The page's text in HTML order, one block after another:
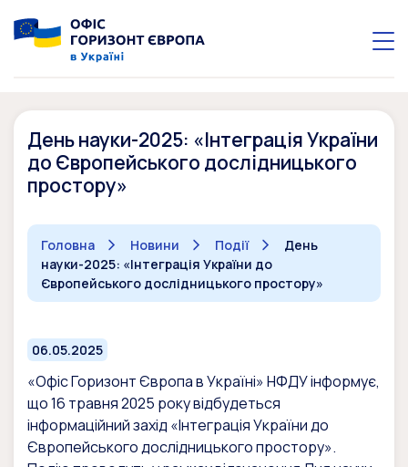
День науки-2025: «Інтеграція України
до Європейського дослідницького
простору»
Головна Новини Події
День
науки-2025: «Інтеграція України до
Європейського дослідницького простору»
06.05.2025
«Офіс Горизонт Європа в Україні» НФДУ інформує,
що 16 травня 2025 року відбудеться
інформаційний захід «Інтеграція України до
Європейського дослідницького простору».